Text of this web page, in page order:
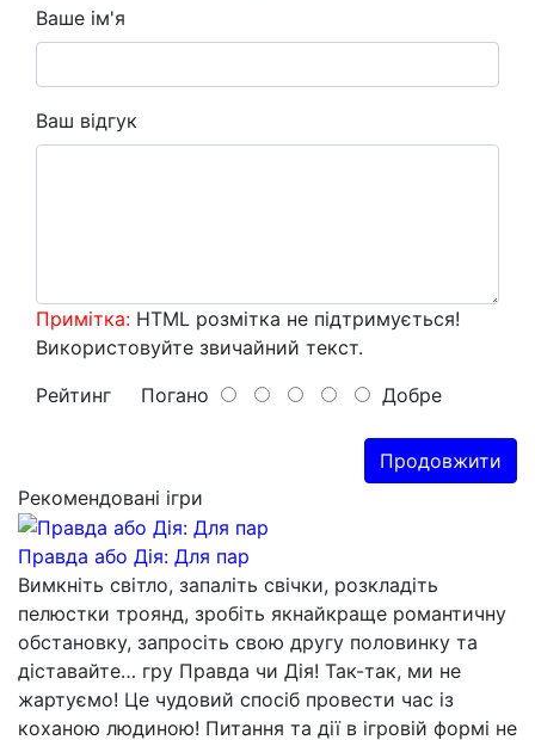
Ваше ім'я
Ваш відгук
Примітка: HTML розмітка не підтримується!
Використовуйте звичайний текст.
Рейтинг Погано Добре
Продовжити
Рекомендовані ігри
Правда або Дія: Для пар
Вимкніть світло, запаліть свічки, розкладіть
пелюстки троянд, зробіть якнайкраще романтичну
обстановку, запросіть свою другу половинку та
діставайте… гру Правда чи Дія! Так-так, ми не
жартуємо! Це чудовий спосіб провести час із
коханою людиною! Питання та дії в ігровій формі не